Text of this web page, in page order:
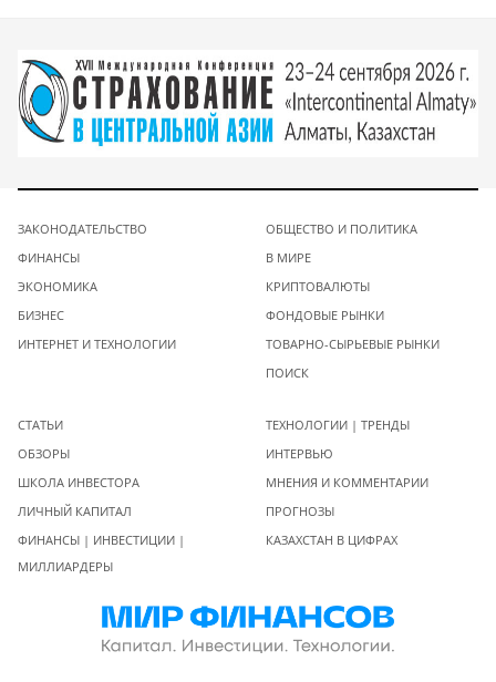
ЗАКОНОДАТЕЛЬСТВО
ФИНАНСЫ
ЭКОНОМИКА
БИЗНЕС
ИНТЕРНЕТ И ТЕХНОЛОГИИ
ОБЩЕСТВО И ПОЛИТИКА
В МИРЕ
КРИПТОВАЛЮТЫ
ФОНДОВЫЕ РЫНКИ
ТОВАРНО-СЫРЬЕВЫЕ РЫНКИ
ПОИСК
СТАТЬИ
ОБЗОРЫ
ШКОЛА ИНВЕСТОРА
ЛИЧНЫЙ КАПИТАЛ
ФИНАНСЫ | ИНВЕСТИЦИИ |
МИЛЛИАРДЕРЫ
ТЕХНОЛОГИИ | ТРЕНДЫ
ИНТЕРВЬЮ
МНЕНИЯ И КОММЕНТАРИИ
ПРОГНОЗЫ
КАЗАХСТАН В ЦИФРАХ